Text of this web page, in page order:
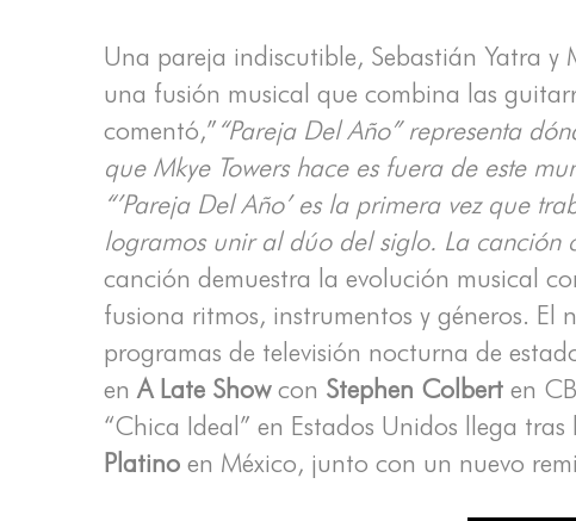
Una pareja indiscutible, Sebastián Yatra y
una fusión musical que combina las
comentó,”“Pareja Del Año” representa
que Mkye Towers hace es fuera de este
“’Pareja Del Año’ es la primera vez que
logramos unir al dúo del siglo. La canción
canción demuestra la evolución musical
fusiona ritmos, instrumentos y géneros. El
programas de televisión nocturna de
enA Late Showcon Stephen Colbert en
“Chica Ideal” en Estados Unidos llega
Platinoen México, junto con un nuevo